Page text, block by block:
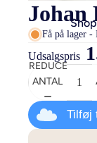
Johan
Få på lager -
Udsalgspris
REDUCER
ANTAL
Tilføj